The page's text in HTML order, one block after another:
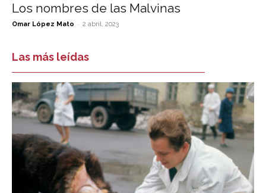
Los nombres de las Malvinas
Omar López Mato - 2 abril, 2023
Las más leídas